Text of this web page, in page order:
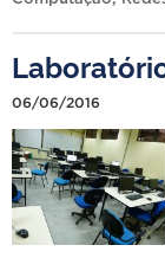
06/06/2016